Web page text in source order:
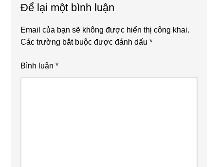
Để lại một bình luận
Email của bạn sẽ không được hiển thị công khai.
Các trường bắt buộc được đánh dấu*
Bình luận*